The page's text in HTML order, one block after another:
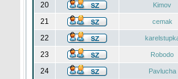
20
Kimov
21
cemak
22
23
Robodo
24
Pavlucha